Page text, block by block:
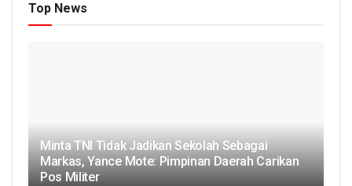
Top News
Minta TNI Tidak Jadikan Sekolah Sebagai
Markas, Yance Mote: Pimpinan Daerah Carikan
Pos Militer